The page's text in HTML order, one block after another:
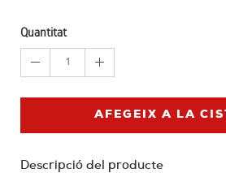
Quantitat
1
AFEGEIX A LA
Descripció del producte